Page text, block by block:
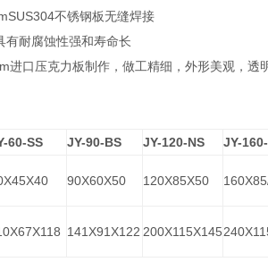
不锈钢板无缝焊接
有耐腐蚀性强和寿命长
进口压克力板制作，做工精细，外形美观，透
60-SS JY-90-BS JY-120-NS
JY-
90X60X50 120X85X50
141X91X122 200X115X145